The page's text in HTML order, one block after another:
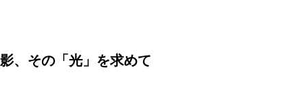
、その「光」を求めて